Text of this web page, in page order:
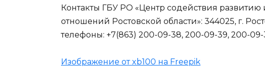
Контакты ГБУ РО «Центр содействия
отношений Ростовской области»: 344025, г.
телефоны: +7(863) 200-09-38, 200-09-39, 200-09-
Изображение от xb100 на Freepik